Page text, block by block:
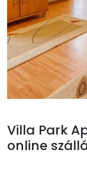
Villa Park
online